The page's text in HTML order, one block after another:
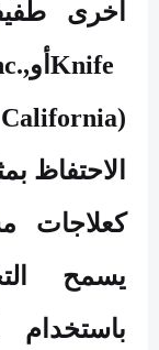
أخرى
Knife أو
الاحتفاظ
كعلاجات
يسمح